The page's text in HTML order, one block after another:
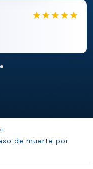
EB Eboni
»
de muerte por